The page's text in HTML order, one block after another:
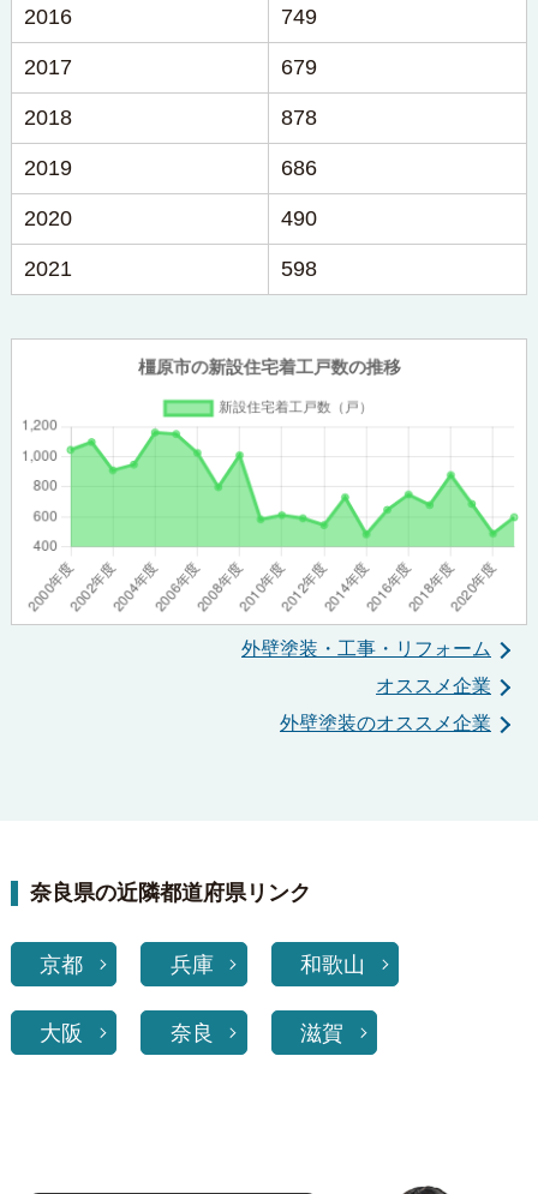
2016 749
2017 679
2018 878
2019 686
2020 490
2021 598
外壁塗装・工事・リフォーム
オススメ企業
外壁塗装のオススメ企業
奈良県の近隣都道府県リンク
京都 兵庫 和歌山
大阪 奈良 滋賀